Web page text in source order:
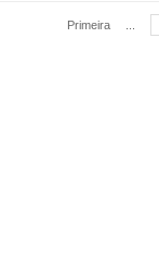
Primeira